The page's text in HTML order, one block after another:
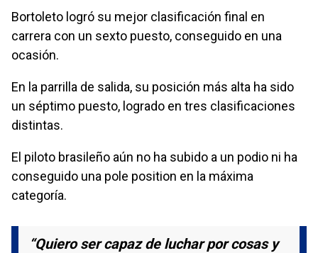
Bortoleto logró su mejor clasificación final en
carrera con un sexto puesto, conseguido en una
ocasión.
En la parrilla de salida, su posición más alta ha sido
un séptimo puesto, logrado en tres clasificaciones
distintas.
El piloto brasileño aún no ha subido a un podio ni ha
conseguido una pole position en la máxima
categoría.
“Quiero ser capaz de luchar por cosas y